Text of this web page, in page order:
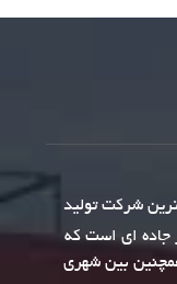
شرکت تولید
جاده ای است که
بین شهری